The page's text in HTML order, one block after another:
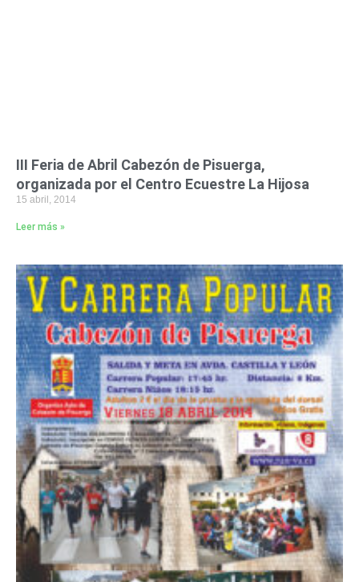
III Feria de Abril Cabezón de Pisuerga,
organizada por el Centro Ecuestre La Hijosa
15 abril, 2014
Leer más »